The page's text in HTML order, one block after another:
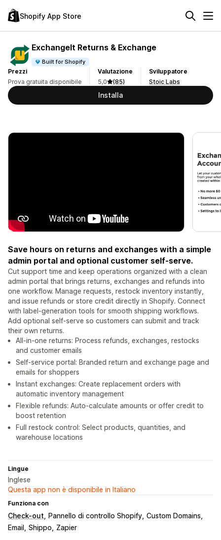
Shopify App Store
ExchangeIt Returns & Exchange
Built for Shopify
Prezzi
Prova gratuita disponibile
Valutazione
5,0
(85)
Sviluppatore
Stoic Labs
Installa
Save hours on returns and exchanges with a simple
admin portal and optional customer self-serve.
Cut support time and keep operations organized with a clean
admin portal that brings returns, exchanges and refunds into
one workflow. Manage requests, restock inventory instantly,
and issue refunds or store credit directly in Shopify. Connect
with label-generation tools for smooth shipping workflows.
Add optional self-serve so customers can submit and track
their own returns.
All-in-one returns: Process refunds, exchanges, restocks
and customer emails
Self-service portal: Branded return and exchange page and
emails for shoppers
Instant exchanges: Create replacement orders with
automatic inventory management
Flexible refunds: Auto-calculate amounts or offer credit to
boost retention
Full restock control: Select products, quantities, and
warehouse locations
Lingue
Inglese
Questa app non è disponibile in Italiano
Funziona con
Check-out Pannello di controllo Shopify Custom Domains
Email
Shippo Zapier